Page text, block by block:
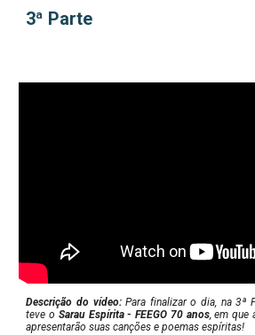
3ª Parte
Descrição do vídeo:Para finalizar o dia, na 3ª
teve o Sarau Espírita - FEEGO 70 anos, em que
apresentarão suas canções e poemas espíritas!